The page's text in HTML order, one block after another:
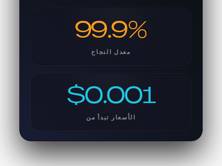
99.9%
معدل النجاح
$0.001
الأسعار تبدأ من